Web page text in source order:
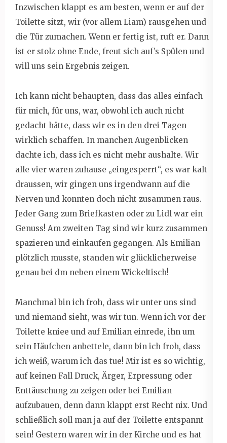
Inzwischen klappt es am besten, wenn er auf der
Toilette sitzt, wir (vor allem Liam) rausgehen und
die Tür zumachen. Wenn er fertig ist, ruft er. Dann
ist er stolz ohne Ende, freut sich auf’s Spülen und
will uns sein Ergebnis zeigen.
Ich kann nicht behaupten, dass das alles einfach
für mich, für uns, war, obwohl ich auch nicht
gedacht hätte, dass wir es in den drei Tagen
wirklich schaffen. In manchen Augenblicken
dachte ich, dass ich es nicht mehr aushalte. Wir
alle vier waren zuhause „eingesperrt“, es war kalt
draussen, wir gingen uns irgendwann auf die
Nerven und konnten doch nicht zusammen raus.
Jeder Gang zum Briefkasten oder zu Lidl war ein
Genuss! Am zweiten Tag sind wir kurz zusammen
spazieren und einkaufen gegangen. Als Emilian
plötzlich musste, standen wir glücklicherweise
genau bei dm neben einem Wickeltisch!
Manchmal bin ich froh, dass wir unter uns sind
und niemand sieht, was wir tun. Wenn ich vor der
Toilette kniee und auf Emilian einrede, ihn um
sein Häufchen anbettele, dann bin ich froh, dass
ich weiß, warum ich das tue! Mir ist es so wichtig,
auf keinen Fall Druck, Ärger, Erpressung oder
Enttäuschung zu zeigen oder bei Emilian
aufzubauen, denn dann klappt erst Recht nix. Und
schließlich soll man ja auf der Toilette entspannt
sein! Gestern waren wir in der Kirche und es hat